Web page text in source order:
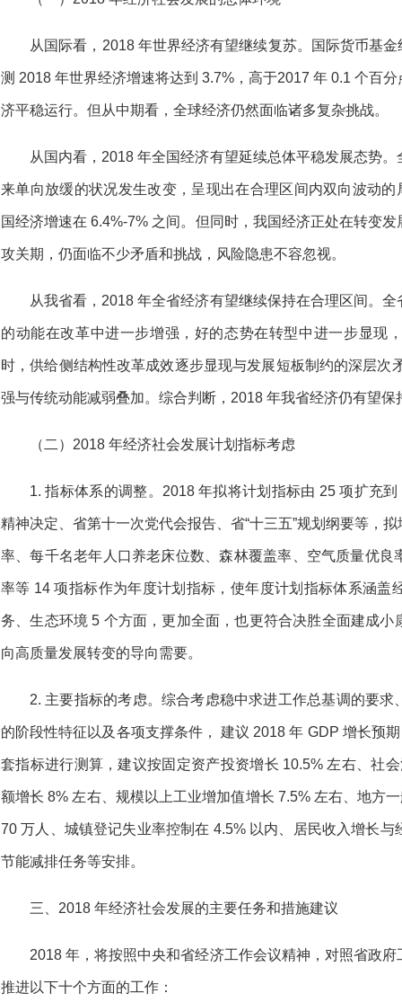
从国际看，2018 年世界经济有望继续复苏。国际货币基
测 2018 年世界经济增速将达到 3.7%，高于2017 年 0.1 个百
济平稳运行。但从中期看，全球经济仍然面临诸多复杂挑战。
从国内看，2018 年全国经济有望延续总体平稳发展态势
来单向放缓的状况发生改变，呈现出在合理区间内双向波动
国经济增速在 6.4%-7% 之间。但同时，我国经济正处在转变
攻关期，仍面临不少矛盾和挑战，风险隐患不容忽视。
从我省看，2018 年全省经济有望继续保持在合理区间。
的动能在改革中进一步增强，好的态势在转型中进一步显现
时，供给侧结构性改革成效逐步显现与发展短板制约的深层次
强与传统动能减弱叠加。综合判断，2018 年我省经济仍有望保
（二）2018 年经济社会发展计划指标考虑
1. 指标体系的调整。2018 年拟将计划指标由 25 项扩充
精神决定、省第十一次党代会报告、省“十三五”规划纲要等，
率、每千名老年人口养老床位数、森林覆盖率、空气质量优
率等 14 项指标作为年度计划指标，使年度计划指标体系涵盖
务、生态环境 5 个方面，更加全面，也更符合决胜全面建成
向高质量发展转变的导向需要。
2. 主要指标的考虑。综合考虑稳中求进工作总基调的要
的阶段性特征以及各项支撑条件， 建议 2018 年 GDP 增长预
套指标进行测算，建议按固定资产投资增长 10.5% 左右、社
额增长 8% 左右、规模以上工业增加值增长 7.5% 左右、地方
70 万人、城镇登记失业率控制在 4.5% 以内、居民收入增长
节能减排任务等安排。
三、2018 年经济社会发展的主要任务和措施建议
2018 年，将按照中央和省经济工作会议精神，对照省政
推进以下十个方面的工作：